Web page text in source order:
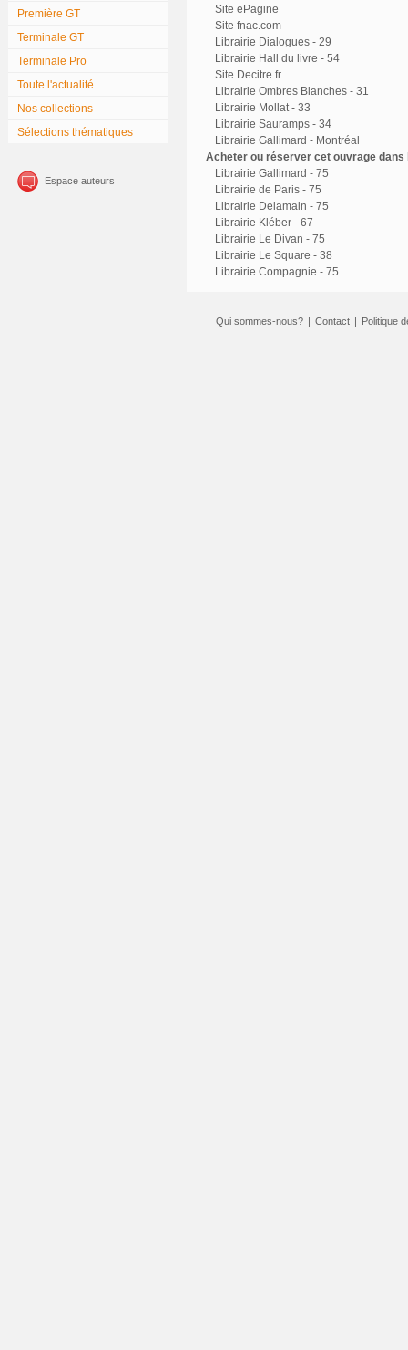
Première GT
Terminale GT
Terminale Pro
Toute l'actualité
Nos collections
Sélections thématiques
Espace auteurs
Site ePagine
Site fnac.com
Librairie Dialogues - 29
Librairie Hall du livre - 54
Site Decitre.fr
Librairie Ombres Blanches - 31
Librairie Mollat - 33
Librairie Sauramps - 34
Librairie Gallimard - Montréal
Acheter ou réserver cet ouvrage
Librairie Gallimard - 75
Librairie de Paris - 75
Librairie Delamain - 75
Librairie Kléber - 67
Librairie Le Divan - 75
Librairie Le Square - 38
Librairie Compagnie - 75
Qui sommes-nous? | Contact | Politique